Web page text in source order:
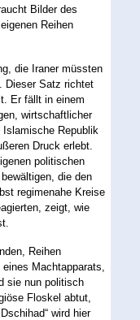
Bilder des
Reihen
die Iraner müssten
Dieser Satz richtet
Er fällt in einem
wirtschaftlicher
Republik
Druck erlebt.
politischen
die den
regimenahe Kreise
zeigt, wie
Reihen
Machtapparats,
sie nun politisch
Floskel abtut,
wird hier